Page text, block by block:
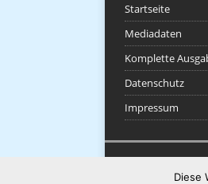
Startseite
Mediadaten
Komplette
Datenschutz
Impressum
Diese